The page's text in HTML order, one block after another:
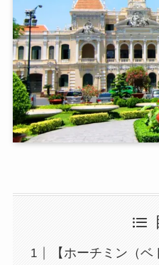
【ホーチミン（